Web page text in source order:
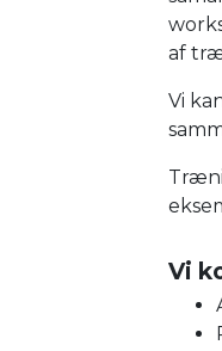
af
Vi
Vi